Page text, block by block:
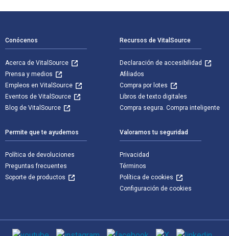
Conócenos
Acerca de VitalSource
Prensa y medios
Empleos en VitalSource
Eventos de VitalSource
Blog de VitalSource
Recursos de VitalSource
Declaración de accesibilidad
Afiliados
Compra por lotes
Libros de texto digitales
Compra segura. Compra inteligente
Permite que te ayudemos
Política de devoluciones
Preguntas frecuentes
Soporte de productos
Valoramos tu seguridad
Privacidad
Términos
Política de cookies
Configuración de cookies
Medios de comunicación social